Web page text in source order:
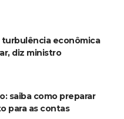
turbulência econômica
diz ministro
saiba como preparar
para as contas